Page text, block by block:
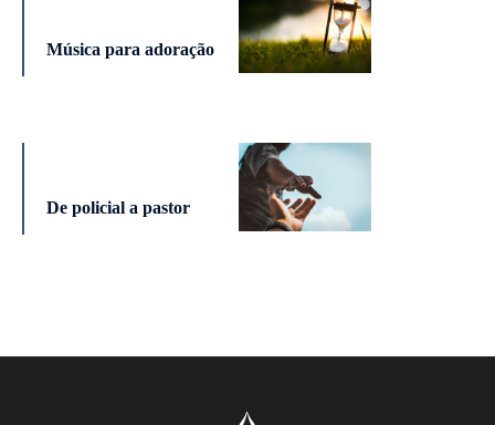
Música para adoração
De policial a pastor